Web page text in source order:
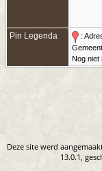
Pin Legenda :
Nog niet
Deze site werd
13.0.1,